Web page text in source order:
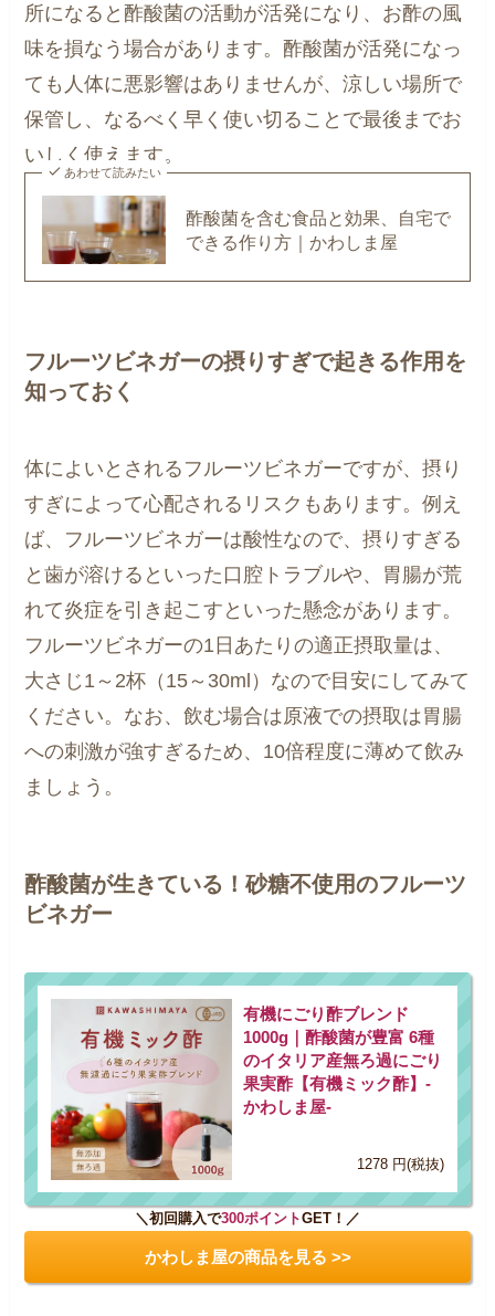
所になると酢酸菌の活動が活発になり、お酢の風
味を損なう場合があります。酢酸菌が活発になっ
ても人体に悪影響はありませんが、涼しい場所で
保管し、なるべく早く使い切ることで最後までお
いしく使えます。
あわせて読みたい
酢酸菌を含む食品と効果、自宅で
できる作り方｜かわしま屋
フルーツビネガーの摂りすぎで起きる作用を
知っておく
体によいとされるフルーツビネガーですが、摂り
すぎによって心配されるリスクもあります。例え
ば、フルーツビネガーは酸性なので、摂りすぎる
と歯が溶けるといった口腔トラブルや、胃腸が荒
れて炎症を引き起こすといった懸念があります。
フルーツビネガーの1日あたりの適正摂取量は、
大さじ1～2杯（15～30ml）なので目安にしてみて
ください。なお、飲む場合は原液での摂取は胃腸
への刺激が強すぎるため、10倍程度に薄めて飲み
ましょう。
酢酸菌が生きている！砂糖不使用のフルーツ
ビネガー
有機にごり酢ブレンド
1000g｜酢酸菌が豊富 6種
のイタリア産無ろ過にごり
果実酢【有機ミック酢】-
かわしま屋-
1278 円(税抜)
＼初回購入で300ポイントGET！／
かわしま屋の商品を見る >>